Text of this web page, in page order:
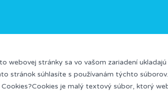
webovej stránky sa vo vašom zariadení ukladajú
stránok súhlasíte s používanám týchto
je malý textový súbor, ktorý